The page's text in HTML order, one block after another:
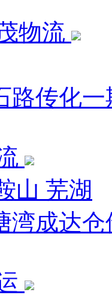
物流
路传化一
山 芜湖
湾成达仓